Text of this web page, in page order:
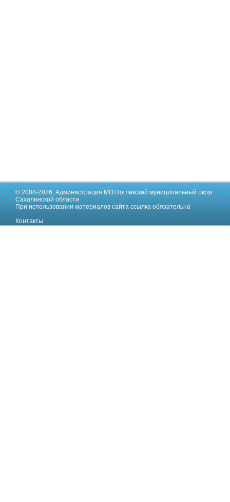
© 2008-2026,Администрация МО Ногликский муниципальный округ
Сахалинской области
При использовании материалов сайта ссылка обязательна
Контакты